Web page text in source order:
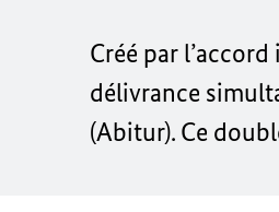
Créé par
délivrance
(Abitur). Ce